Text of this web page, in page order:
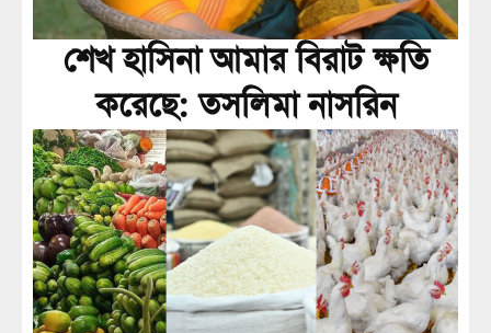
শেখ হাসিনা আমার বিরাট ক্ষতি
করেছে: তসলিমা নাসরিন